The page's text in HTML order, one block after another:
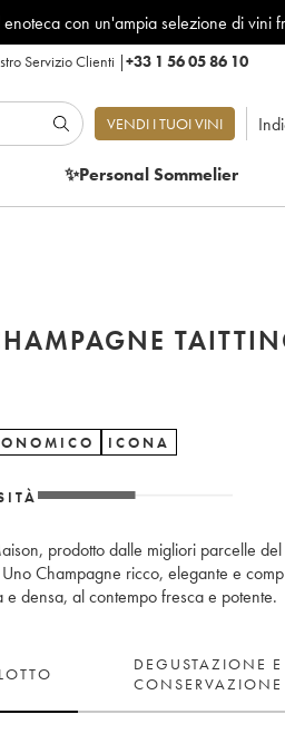
con un'ampia selezione di vini
Servizio Clienti |+33 1 56 05 86 10
VENDI I TUOI VINI
✨Personal Sommelier
ICONA
prodotto dalle migliori parcelle
Champagne ricco, elegante e
e densa, al contempo fresca e potente.
DEGUSTAZIONE E
CONSERVAZIONE